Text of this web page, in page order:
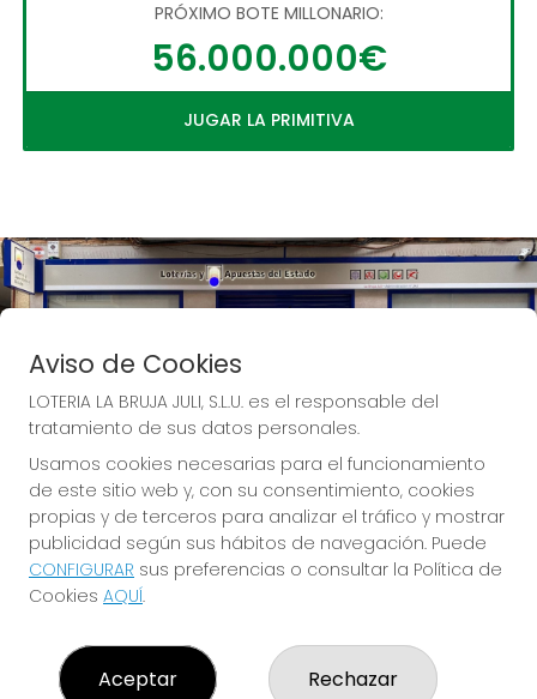
PRÓXIMO BOTE MILLONARIO:
56.000.000€
JUGAR LA PRIMITIVA
Descubre la buena suerte de La Bruja Juli
Aviso de Cookies
LOTERIA LA BRUJA JULI, S.L.U. es el responsable del
tratamiento de sus datos personales.
Usamos cookies necesarias para el funcionamiento
de este sitio web y, con su consentimiento, cookies
propias y de terceros para analizar el tráfico y mostrar
publicidad según sus hábitos de navegación. Puede
CONFIGURAR sus preferencias o consultar la Política de
Cookies AQUÍ.
Aceptar Rechazar